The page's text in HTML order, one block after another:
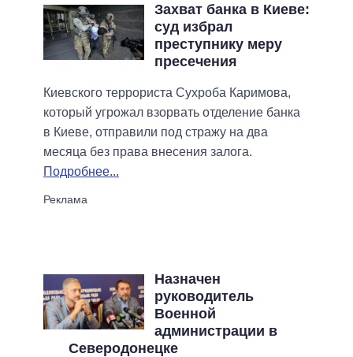
Захват банка в Киеве:
суд избрал
преступнику меру
пресечения
Киевского террориста Сухроба Каримова,
который угрожал взорвать отделение банка
в Киеве, отправили под стражу на два
месяца без права внесения залога.
Подробнее...
Назначен
руководитель
Военной
администрации в
Северодонецке